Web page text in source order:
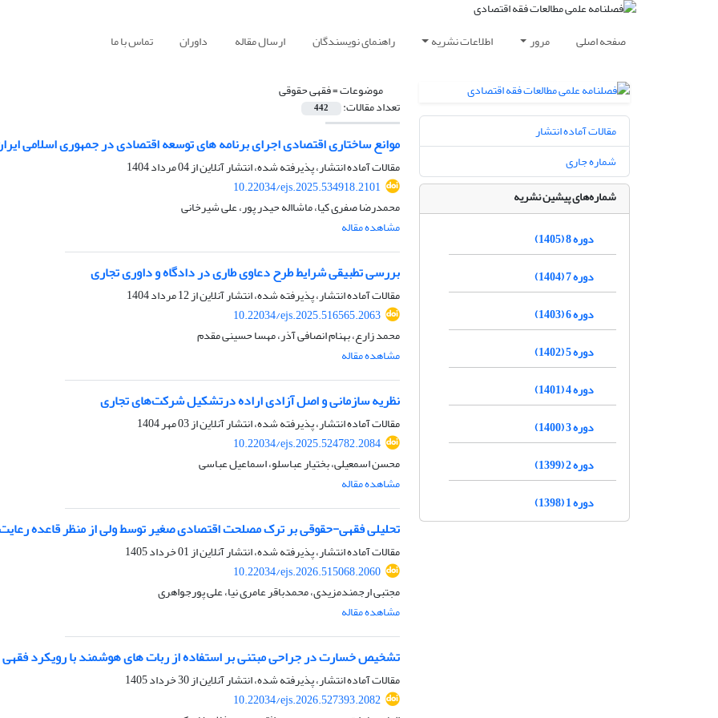
صفحه اصلی مرور اطلاعات نشریه راهنمای نویسندگان ارسال مقاله داوران تماس با ما
موضوعات =فقهی حقوقی
تعداد مقالات: 442
موانع ساختاری اقتصادی اجرای برنامه های توسعه اقتصادی در جمهوری اسلامی
مقالات آماده انتشار، پذیرفته شده، انتشار آنلاین از04 مرداد 1404
10.22034/ejs.2025.534918.2101
محمدرضا صفری کیا، ماشااله حیدر پور، علی شیرخانی
مشاهده مقاله
بررسی تطبیقی شرایط طرح دعاوی طاری در دادگاه و داوری تجاری
مقالات آماده انتشار، پذیرفته شده، انتشار آنلاین از12 مرداد 1404
10.22034/ejs.2025.516565.2063
محمد زارع، بهنام انصافی آذر، مهسا حسینی مقدم
مشاهده مقاله
نظریه سازمانی و اصل آزادی اراده درتشکیل شرکت‌های تجاری
مقالات آماده انتشار، پذیرفته شده، انتشار آنلاین از03 مهر 1404
10.22034/ejs.2025.524782.2084
محسن اسمعیلی، بختیار عباسلو، اسماعیل عباسی
مشاهده مقاله
تحلیلی فقهی-حقوقی بر ترک مصلحت اقتصادی صغیر توسط ولی از منظر قاعده
مقالات آماده انتشار، پذیرفته شده، انتشار آنلاین از01 خرداد 1405
10.22034/ejs.2026.515068.2060
مجتبی ارجمندمزیدی، محمدباقر عامری نیا، علی پورجواهری
مشاهده مقاله
تشخیص خسارت در جراحی مبتنی بر استفاده از ربات های هوشمند با رویکرد فقهی
مقالات آماده انتشار، پذیرفته شده، انتشار آنلاین از30 خرداد 1405
10.22034/ejs.2026.527393.2082
مقالات آماده انتشار
شماره جاری
شماره‌های پیشین نشریه
دوره 8 (1405)
دوره 7 (1404)
دوره 6 (1403)
دوره 5 (1402)
دوره 4 (1401)
دوره 3 (1400)
دوره 2 (1399)
دوره 1 (1398)